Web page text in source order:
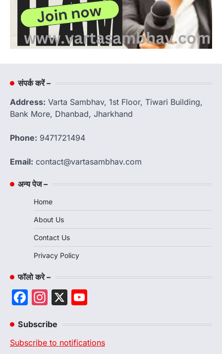
संपर्क करें –
Address: Varta Sambhav, 1st Floor, Tiwari Building,
Bank More, Dhanbad, Jharkhand
Phone: 9471721494
Email: contact@vartasambhav.com
अन्य पेज –
Home
About Us
Contact Us
Privacy Policy
फॉलो करे –
Facebook
Instagram
X
Subscribe
Subscribe to notifications